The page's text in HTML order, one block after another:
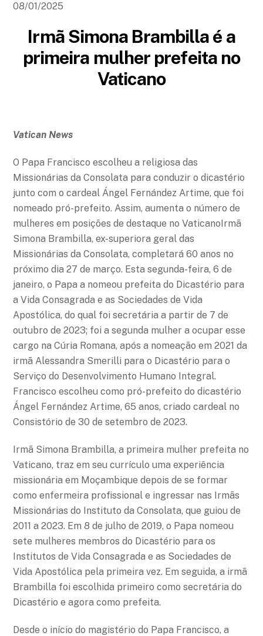
08/01/2025
Irmã Simona Brambilla é a
primeira mulher prefeita no
Vaticano
Vatican News
O Papa Francisco escolheu a religiosa das
Missionárias da Consolata para conduzir o dicastério
junto com o cardeal Ángel Fernández Artime, que foi
nomeado pró-prefeito. Assim, aumenta o número de
mulheres em posições de destaque no VaticanoIrmã
Simona Brambilla, ex-superiora geral das
Missionárias da Consolata, completará 60 anos no
próximo dia 27 de março. Esta segunda-feira, 6 de
janeiro, o Papa a nomeou prefeita do Dicastério para
a Vida Consagrada e as Sociedades de Vida
Apostólica, do qual foi secretária a partir de 7 de
outubro de 2023; foi a segunda mulher a ocupar esse
cargo na Cúria Romana, após a nomeação em 2021 da
irmã Alessandra Smerilli para o Dicastério para o
Serviço do Desenvolvimento Humano Integral.
Francisco escolheu como pró-prefeito do dicastério
Ángel Fernández Artime, 65 anos, criado cardeal no
Consistório de 30 de setembro de 2023.
Irmã Simona Brambilla, a primeira mulher prefeita no
Vaticano, traz em seu currículo uma experiência
missionária em Moçambique depois de se formar
como enfermeira profissional e ingressar nas Irmãs
Missionárias do Instituto da Consolata, que guiou de
2011 a 2023. Em 8 de julho de 2019, o Papa nomeou
sete mulheres membros do Dicastério para os
Institutos de Vida Consagrada e as Sociedades de
Vida Apostólica pela primeira vez. Em seguida, a irmã
Brambilla foi escolhida primeiro como secretária do
Dicastério e agora como prefeita.
Desde o início do magistério do Papa Francisco, a